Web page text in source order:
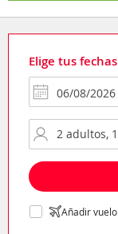
Elige tus fechas
Añadir vuelo